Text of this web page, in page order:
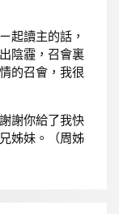
起讀主的話，
陰霾，召會裏
的召會，我很
謝你給了我快
姊妹。（周姊